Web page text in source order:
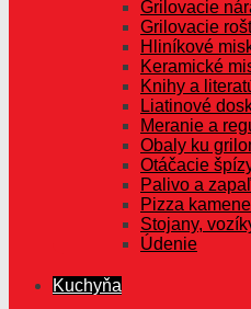
Grilovacie
Grilovacie
Hliníkové
Keramické
Knihy a
Liatinové
Meranie a
Obaly ku
Otáčacie
Palivo a
Pizza kamene
Stojany,
Údenie
Kuchyňa